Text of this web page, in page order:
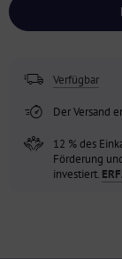
Verfügbar
Der Versand
12 % des
Förderung
investiert.